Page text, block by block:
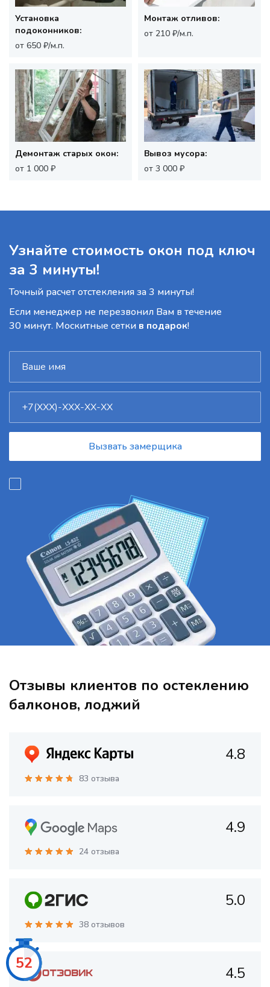
Установка
подоконников:
от 650 ₽/м.п.
Монтаж отливов:
от 210 ₽/м.п.
Демонтаж старых окон:
от 1 000 ₽
Вывоз мусора:
от 3 000 ₽
Узнайте стоимость окон под ключ
за 3 минуты!
Точный расчет отстекления за 3 минуты!
Если менеджер не перезвонил Вам в течение
30 минут. Москитные сетки в подарок!
Вызвать замерщика
Отзывы клиентов по остеклению
балконов, лоджий
4.8
83 отзыва
4.9
24 отзыва
5.0
38 отзывов
4.5
50